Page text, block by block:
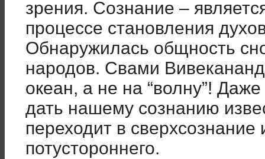
зрения. Сознание –
процессе становления
Обнаружилась общность
народов. Свами
океан, а не на “волну”!
дать нашему сознанию
переходит в
потустороннего.